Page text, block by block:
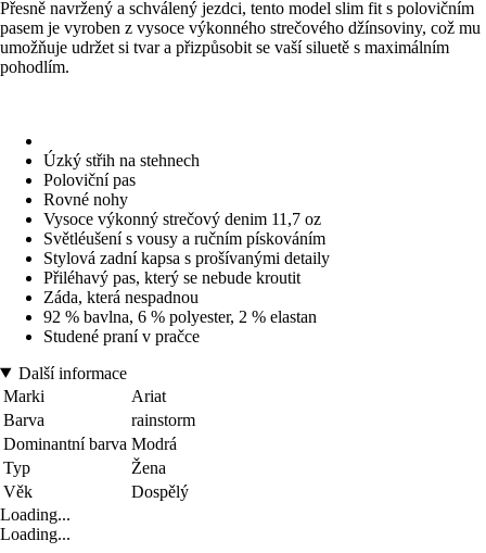
Přesně navržený a schválený jezdci, tento model slim fit s polovičním
pasem je vyroben z vysoce výkonného strečového džínsoviny, což mu
umožňuje udržet si tvar a přizpůsobit se vaší siluetě s maximálním
pohodlím.
Úzký střih na stehnech
Poloviční pas
Rovné nohy
Vysoce výkonný strečový denim 11,7 oz
Světléušení s vousy a ručním pískováním
Stylová zadní kapsa s prošívanými detaily
Přiléhavý pas, který se nebude kroutit
Záda, která nespadnou
92 % bavlna, 6 % polyester, 2 % elastan
Studené praní v pračce
Další informace
Marki
Ariat
Barva
rainstorm
Dominantní barva Modrá
Typ
Žena
Věk
Dospělý
Loading...
Loading...